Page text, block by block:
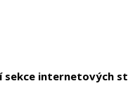
internetových